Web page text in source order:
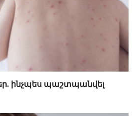
ինչպես պաշտպանվել